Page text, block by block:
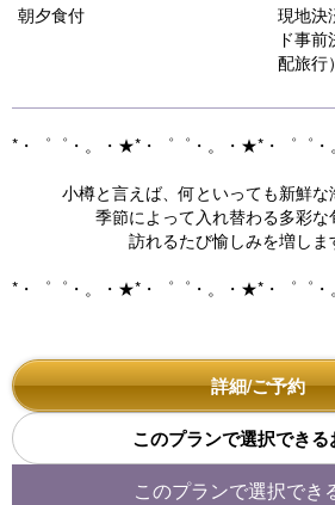
朝夕食付
現地決
ド事
配旅行）
*・゜゜・。・★*・゜゜・。・★*・゜゜
小樽と言えば、何といっても新鮮な
季節によって入れ替わる多彩な
訪れるたび愉しみを増します
*・゜゜・。・★*・゜゜・。・★*・゜゜
詳細/ご予約
このプランで選択できる
このプランで選択でき